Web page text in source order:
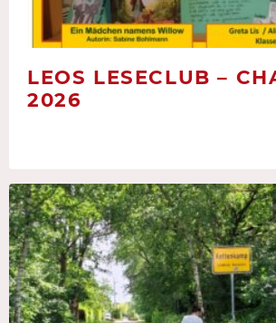
LEOS LESECLUB –
2026